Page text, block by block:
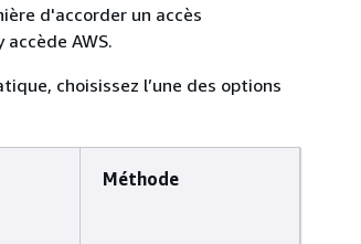
d'accorder un accès
AWS.
choisissez l’une des options
Méthode